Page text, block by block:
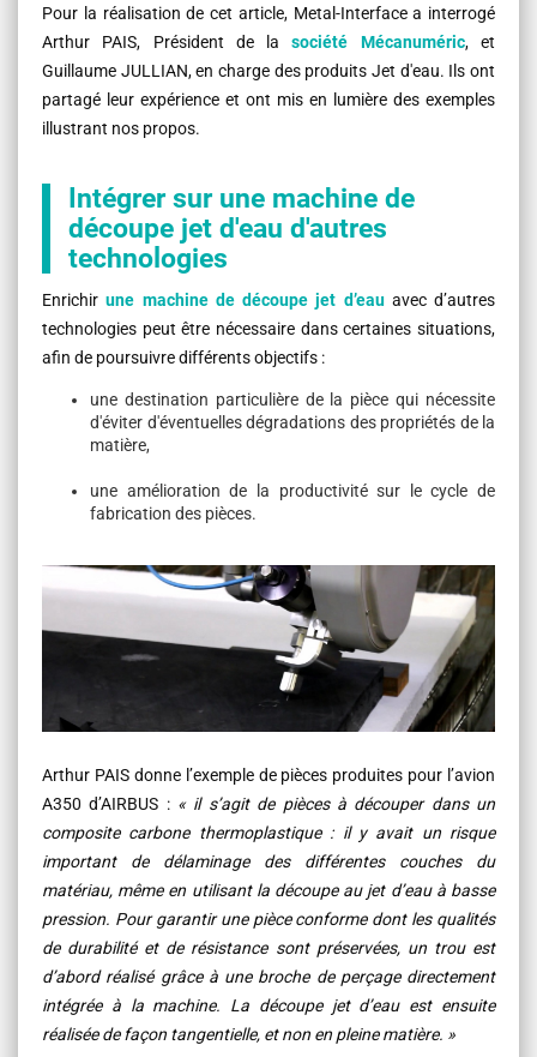
Pour la réalisation de cet article, Metal-Interface a interrogé
Arthur PAIS, Président de lasociété Mécanuméric, et
Guillaume JULLIAN, en charge des produits Jet d'eau. Ils ont
partagé leur expérience et ont mis en lumière des exemples
illustrant nos propos.
Intégrer sur une machine de
découpe jet d'eau d'autres
technologies
Enrichirune machine de découpe jet d’eauavec d’autres
technologies peut être nécessaire dans certaines situations,
afin de poursuivre différents objectifs :
une destination particulière de la pièce qui nécessite
d'éviter d'éventuelles dégradations des propriétés de la
matière,
une amélioration de la productivité sur le cycle de
fabrication des pièces.
Arthur PAIS donne l’exemple de pièces produites pour l’avion
A350 d’AIRBUS :« il s’agit de pièces à découper dans un
composite carbone thermoplastique : il y avait un risque
important de délaminage des différentes couches du
matériau, même en utilisant la découpe au jet d’eau à basse
pression. Pour garantir une pièce conforme dont les qualités
de durabilité et de résistance sont préservées, un trou est
d’abord réalisé grâce à une broche de perçage directement
intégrée à la machine. La découpe jet d’eau est ensuite
réalisée de façon tangentielle, et non en pleine matière. »